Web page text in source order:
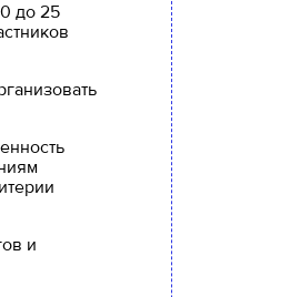
до 25
и